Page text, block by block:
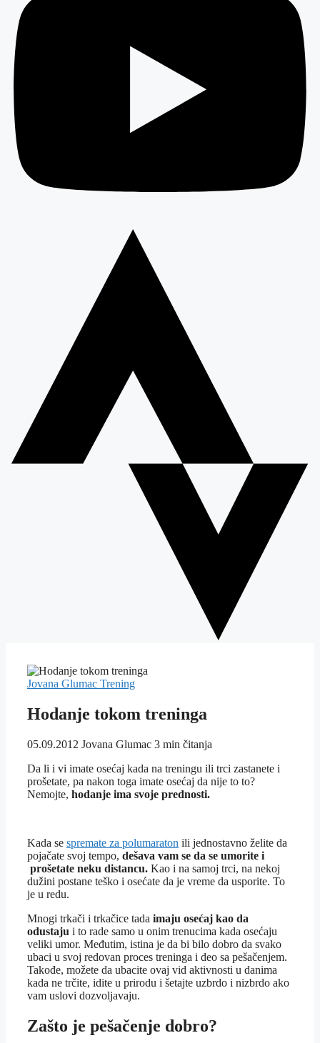
Jovana Glumac Trening
Hodanje tokom treninga
05.09.2012 Jovana Glumac 3 min čitanja
Da li i vi imate osećaj kada na treningu ili trci zastanete i
prošetate, pa nakon toga imate osećaj da nije to to?
Nemojte, hodanje ima svoje prednosti.
Kada se spremate za polumaraton ili jednostavno želite da
pojačate svoj tempo, dešava vam se da se umorite i
prošetate neku distancu. Kao i na samoj trci, na nekoj
dužini postane teško i osećate da je vreme da usporite. To
je u redu.
Mnogi trkači i trkačice tada imaju osećaj kao da
odustaju i to rade samo u onim trenucima kada osećaju
veliki umor. Međutim, istina je da bi bilo dobro da svako
ubaci u svoj redovan proces treninga i deo sa pešačenjem.
Takođe, možete da ubacite ovaj vid aktivnosti u danima
kada ne trčite, idite u prirodu i šetajte uzbrdo i nizbrdo ako
vam uslovi dozvoljavaju.
Zašto je pešačenje dobro?